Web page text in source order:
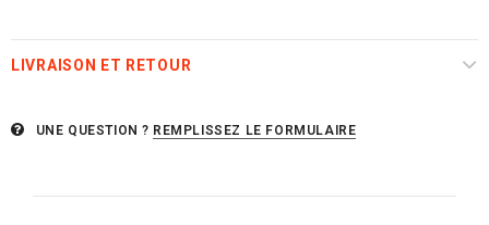
LIVRAISON ET RETOUR
UNE QUESTION ? REMPLISSEZ LE FORMULAIRE